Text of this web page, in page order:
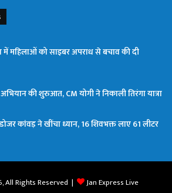
में महिलाओं को साइबर अपराध से बचाव की दी
की शुरुआत, CM योगी ने निकाली तिरंगा यात्रा
कांवड़ ने खींचा ध्यान, 16 शिवभक्त लाए 61 लीटर
All Rights Reserved | Jan Express Live